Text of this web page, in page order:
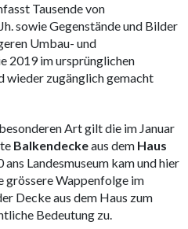
Tausende von
sowie Gegenstände und Bilder
Umbau- und
2019 im ursprünglichen
wieder zugänglich gemacht
Art gilt die im Januar
Balkendeckeaus dem Haus
ans Landesmuseum kam und hier
grössere Wappenfolge im
Decke aus dem Haus zum
Bedeutung zu.